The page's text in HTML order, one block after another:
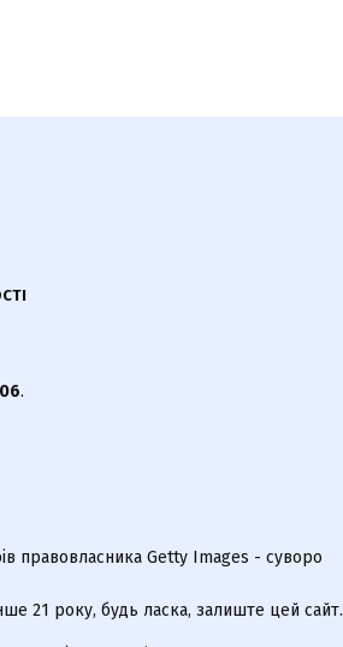
.
правовласника Getty Images - суворо
21 року, будь ласка, залиште цей сайт.